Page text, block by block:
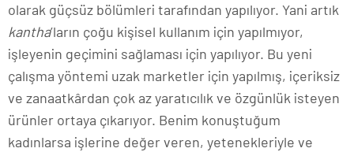
olarak güçsüz bölümleri tarafından yapılıyor. Yani artık
kantha’ların çoğu kişisel kullanım için yapılmıyor,
işleyenin geçimini sağlaması için yapılıyor. Bu yeni
çalışma yöntemi uzak marketler için yapılmış, içeriksiz
ve zanaatkârdan çok az yaratıcılık ve özgünlük isteyen
ürünler ortaya çıkarıyor. Benim konuştuğum
kadınlarsa işlerine değer veren, yetenekleriyle ve